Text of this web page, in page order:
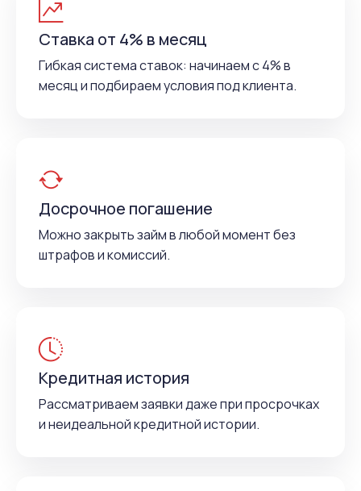
Ставка от 4% в месяц
Гибкая система ставок: начинаем с 4% в
месяц и подбираем условия под клиента.
Досрочное погашение
Можно закрыть займ в любой момент без
штрафов и комиссий.
Кредитная история
Рассматриваем заявки даже при просрочках
и неидеальной кредитной истории.